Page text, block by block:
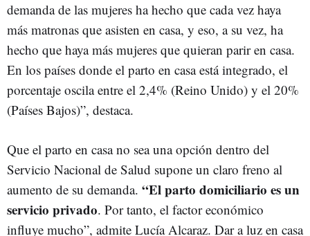
demanda de las mujeres ha hecho que cada vez haya
más matronas que asisten en casa, y eso, a su vez, ha
hecho que haya más mujeres que quieran parir en casa.
En los países donde el parto en casa está integrado, el
porcentaje oscila entre el 2,4% (Reino Unido) y el 20%
(Países Bajos)”, destaca.
Que el parto en casa no sea una opción dentro del
Servicio Nacional de Salud supone un claro freno al
aumento de su demanda. “El parto domiciliario es un
servicio privado. Por tanto, el factor económico
influye mucho”, admite Lucía Alcaraz. Dar a luz en casa